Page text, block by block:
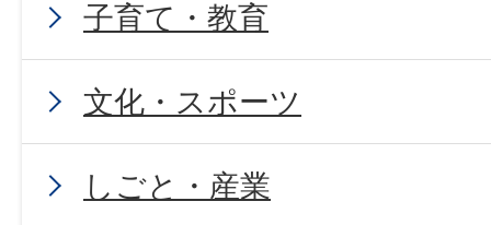
子育て・教育
文化・スポーツ
しごと・産業